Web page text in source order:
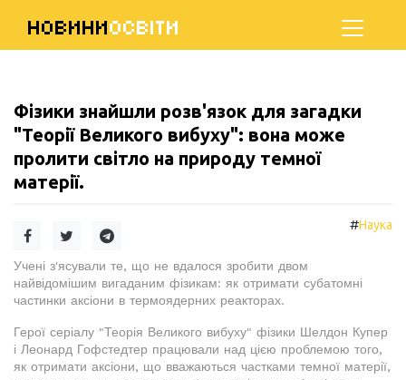
НОВИНИОСВІТИ
Фізики знайшли розв'язок для загадки
"Теорії Великого вибуху": вона може
пролити світло на природу темної
матерії.
#Наука
Учені з'ясували те, що не вдалося зробити двом
найвідомішим вигаданим фізикам: як отримати субатомні
частинки аксіони в термоядерних реакторах.
Герої серіалу "Теорія Великого вибуху" фізики Шелдон Купер
і Леонард Гофстедтер працювали над цією проблемою того,
як отримати аксіони, що вважаються частками темної матерії,